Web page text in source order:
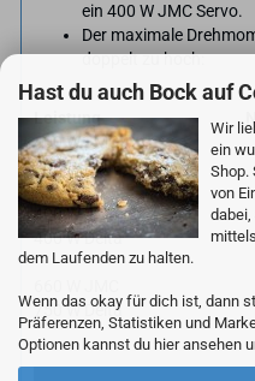
Hast du auch Bock auf
Wir
ein
Shop.
von
dem Laufenden zu halten.
Wenn das okay für dich ist, dann
Präferenzen, Statistiken und
Optionen kannst du hier ansehen
ein 400 W JMC Servo.
Der maximale
doppelt zu hoch:
Leistung
400 W JMC
400 W Delta
400 W JMC
400 W Delta
750 W Delta